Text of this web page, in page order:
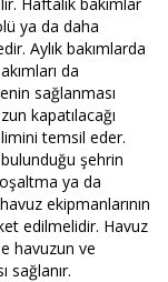
ya da daha
Aylık bakımlarda
da
sağlanması
kapatılacağı
temsil eder.
şehrin
ya da
ekipmanlarının
edilmelidir. Havuz
havuzun ve
sağlanır.